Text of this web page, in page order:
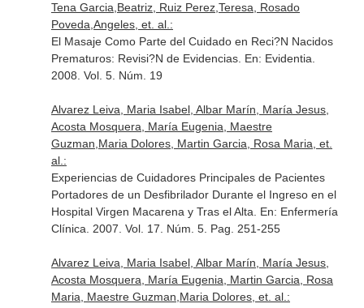
Tena Garcia,Beatriz, Ruiz Perez,Teresa, Rosado
Poveda,Angeles, et. al.:
El Masaje Como Parte del Cuidado en Reci?N Nacidos
Prematuros: Revisi?N de Evidencias. En: Evidentia
2008. Vol. 5. Núm. 19
Alvarez Leiva, Maria Isabel, Albar Marín, María Jesus,
Acosta Mosquera, María Eugenia, Maestre
Guzman,Maria Dolores, Martin Garcia, Rosa Maria, et.
al.:
Experiencias de Cuidadores Principales de Pacientes
Portadores de un Desfibrilador Durante el Ingreso en el
Hospital Virgen Macarena y Tras el Alta. En: Enfermería
Clínica . 2007. Vol. 17. Núm. 5. Pag. 251-255
Alvarez Leiva, Maria Isabel, Albar Marín, María Jesus,
Acosta Mosquera, María Eugenia, Martin Garcia, Rosa
Maria, Maestre Guzman,Maria Dolores, et. al.: